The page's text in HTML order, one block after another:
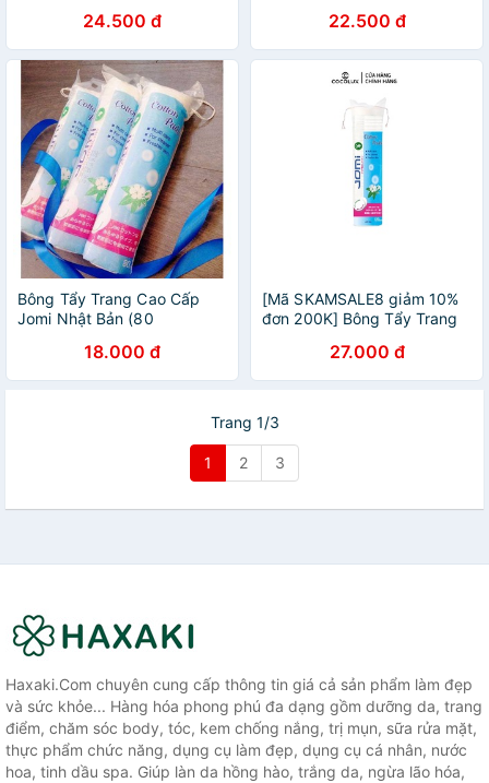
24.500 đ
Minpharmacy22.500 đ
Bông Tẩy Trang Cao Cấp
Jomi Nhật Bản (80
18.000 đ
[Mã SKAMSALE8 giảm 10%
đơn 200K] Bông Tẩy Trang
27.000 đ
Trang 1/3
1 2 3
Haxaki.Com chuyên cung cấp thông tin giá cả sản phẩm làm đẹp
và sức khỏe... Hàng hóa phong phú đa dạng gồm dưỡng da, trang
điểm, chăm sóc body, tóc, kem chống nắng, trị mụn, sữa rửa mặt,
thực phẩm chức năng, dụng cụ làm đẹp, dụng cụ cá nhân, nước
hoa, tinh dầu spa. Giúp làn da hồng hào, trắng da, ngừa lão hóa,